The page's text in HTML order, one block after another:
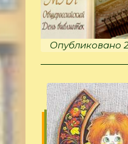
Опубликовано